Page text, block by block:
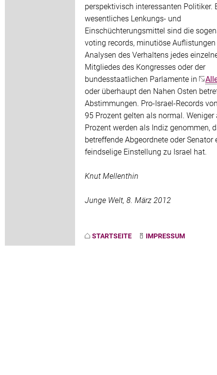
perspektivisch interessanten Politiker.
wesentliches Lenkungs- und
Einschüchterungsmittel sind die
voting records, minutiöse
Analysen des Verhaltens jedes
Mitgliedes des Kongresses oder der
bundesstaatlichen Parlamente in
oder überhaupt den Nahen Osten
Abstimmungen. Pro-Israel-Records
95 Prozent gelten als normal. Weniger
Prozent werden als Indiz genommen,
betreffende Abgeordnete oder Senator
feindselige Einstellung zu Israel hat.
Knut Mellenthin
Junge Welt, 8. März 2012
STARTSEITE IMPRESSUM